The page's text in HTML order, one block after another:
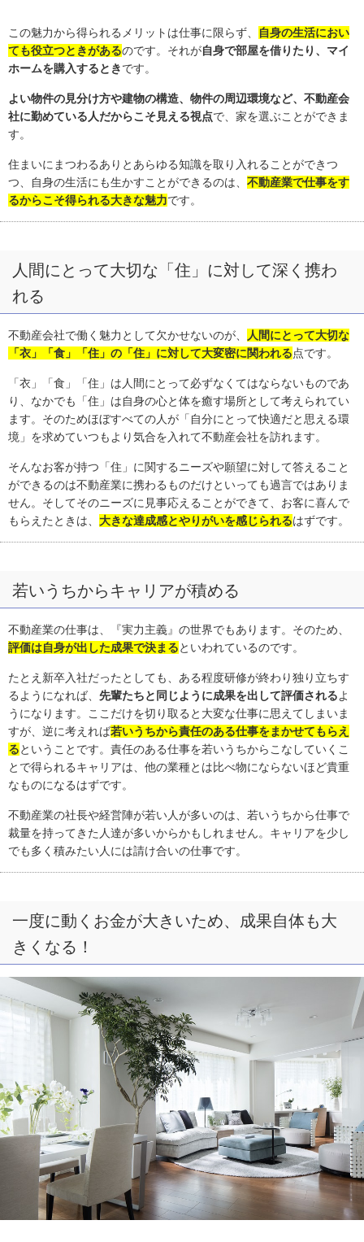
この魅力から得られるメリットは仕事に限らず、
自身の生活におい
ても役立つときがあるのです。それが自身で部屋を借りたり、マイ
ホームを購入するときです。
よい物件の見分け方や建物の構造、物件の周辺環境など、不動産会
社に勤めている人だからこそ見える視点で、家を選ぶことができま
す。
住まいにまつわるありとあらゆる知識を取り入れることができつ
つ、自身の生活にも生かすことができるのは、 不動産業で仕事をす
るからこそ得られる大きな魅力です。
人間にとって大切な「住」に対して深く携わ
れる
不動産会社で働く魅力として欠かせないのが、
人間にとって大切な
「衣」「食」「住」の「住」に対して大変密に関われる点です。
「衣」「食」「住」は人間にとって必ずなくてはならないものであ
り、なかでも「住」は自身の心と体を癒す場所として考えられてい
ます。そのためほぼすべての人が「自分にとって快適だと思える環
境」を求めていつもより気合を入れて不動産会社を訪れます。
そんなお客が持つ「住」に関するニーズや願望に対して答えること
ができるのは不動産業に携わるものだけといっても過言ではありま
せん。そしてそのニーズに見事応えることができて、お客に喜んで
もらえたときは、 大きな達成感とやりがいを感じられるはずです。
若いうちからキャリアが積める
不動産業の仕事は、『実力主義』の世界でもあります。そのため、
評価は自身が出した成果で決まるといわれているのです。
たとえ新卒入社だったとしても、ある程度研修が終わり独り立ちす
るようになれば、 先輩たちと同じように成果を出して評価されるよ
うになります。ここだけを切り取ると大変な仕事に思えてしまいま
すが、逆に考えれば若いうちから責任のある仕事をまかせてもらえ
るということです。責任のある仕事を若いうちからこなしていくこ
とで得られるキャリアは、他の業種とは比べ物にならないほど貴重
なものになるはずです。
不動産業の社長や経営陣が若い人が多いのは、若いうちから仕事で
裁量を持ってきた人達が多いからかもしれません。キャリアを少し
でも多く積みたい人には請け合いの仕事です。
一度に動くお金が大きいため、成果自体も大
きくなる！